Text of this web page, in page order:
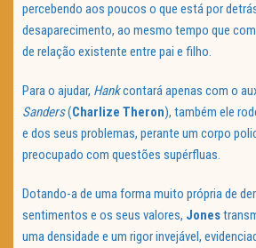
percebendo aos poucos o que está por
desaparecimento, ao mesmo tempo que
de relação existente entre pai e filho.
Para o ajudar, Hankcontará apenas com o
Sanders(Charlize Theron), também ele
e dos seus problemas, perante um corpo
preocupado com questões supérfluas.
Dotando-a de uma forma muito própria de
sentimentos e os seus valores, Jones
uma densidade e um rigor invejável,